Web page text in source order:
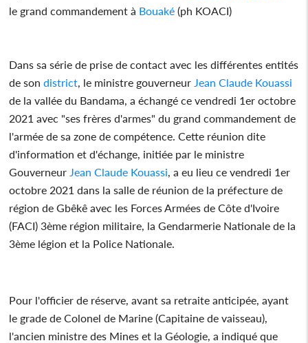
le grand commandement à Bouaké (ph KOACI)
Dans sa série de prise de contact avec les différentes entités
de son district , le ministre gouverneur Jean Claude Kouassi
de la vallée du Bandama, a échangé ce vendredi 1er octobre
2021 avec "ses frères d'armes" du grand commandement de
l'armée de sa zone de compétence. Cette réunion dite
d'information et d'échange, initiée par le ministre
Gouverneur Jean Claude Kouassi , a eu lieu ce vendredi 1er
octobre 2021 dans la salle de réunion de la préfecture de
région de Gbêkê avec les Forces Armées de Côte d'Ivoire
(FACI) 3ème région militaire, la Gendarmerie Nationale de la
3ème légion et la Police Nationale.
Pour l'officier de réserve, avant sa retraite anticipée, ayant
le grade de Colonel de Marine (Capitaine de vaisseau),
l'ancien ministre des Mines et la Géologie, a indiqué que